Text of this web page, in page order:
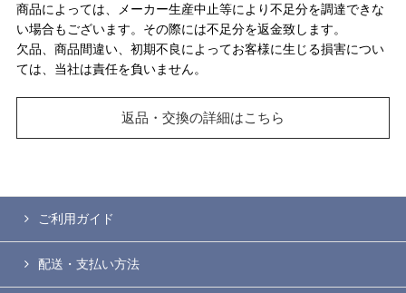
商品によっては、メーカー生産中止等により不足分を調達できな
い場合もございます。その際には不足分を返金致します。
欠品、商品間違い、初期不良によってお客様に生じる損害につい
ては、当社は責任を負いません。
返品・交換の詳細はこちら
ご利用ガイド
配送・支払い方法